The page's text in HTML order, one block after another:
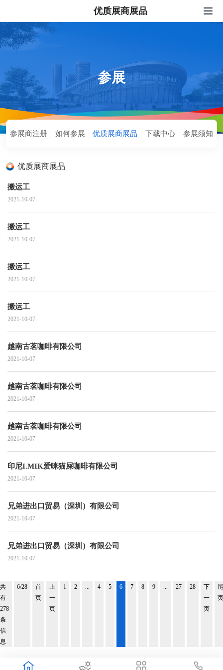
优质展商展品
展会服务
新闻中心
配套活动
关于我们
参展
参展商注册 如何参展 优质展商展品 下载中心 参展须知
优质展商展品
搬运工
2021-10-07
搬运工
2021-10-07
搬运工
2021-10-07
搬运工
2021-10-07
越南古茗咖啡有限公司
2021-10-07
越南古茗咖啡有限公司
2021-10-07
越南古茗咖啡有限公司
2021-10-07
印尼I.MIK爱咪猫屎咖啡有限公司
2021-10-07
兄弟进出口贸易（深圳）有限公司
2021-10-07
兄弟进出口贸易（深圳）有限公司
2021-10-07
共
有
278
条
信
息
6/28
首
页
上
一
页
1 2 ... 4 5 6 7 8 9 ... 27 28
下
一
页
尾
页